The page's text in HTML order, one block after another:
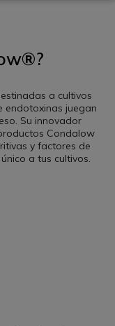
a cultivos
endotoxinas juegan
Su innovador
Condalow
y factores de
a tus cultivos.